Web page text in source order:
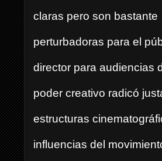
claras pero son bastante
perturbadoras para el
director para audiencias
poder creativo radicó
estructuras
influencias del